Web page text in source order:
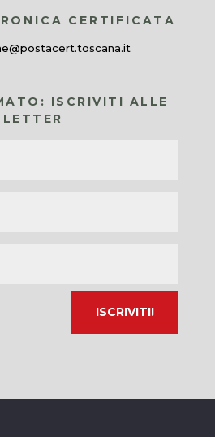
CERTIFICATA
ISCRIVITI ALLE